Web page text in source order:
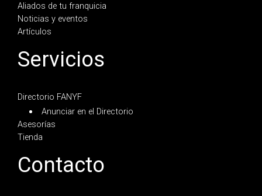
Aliados de tu franquicia
Noticias y eventos
Artículos
Servicios
Directorio FANYF
Anunciar en el Directorio
Asesorías
Tienda
Contacto